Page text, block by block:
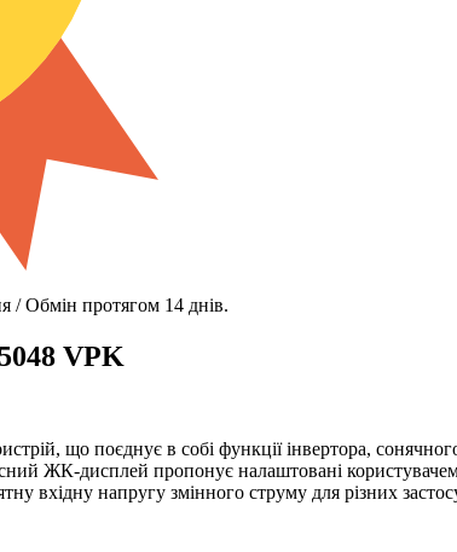
/ Обмін протягом 14 днів.
VPK
що поєднує в собі функції інвертора,
ЖК-дисплей пропонує налаштовані
вхідну напругу змінного струму для різних